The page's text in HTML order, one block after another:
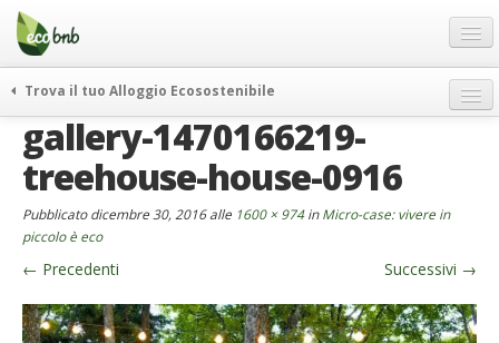
Menu
Salta
contenuto
Offerte Speciali
Regali
FAQ
Chi Siamo
Partner
Contatti
Trova il tuo Alloggio Ecosostenibile
weekend green
itinerari
curiosità
vivere e viaggiare verde
news ed eventi
rassegna stampa
gallery-1470166219-
treehouse-house-0916
Pubblicatodicembre 30, 2016alle 1600 × 974inMicro-case: vivere in
piccolo è eco
← Precedenti Successivi →